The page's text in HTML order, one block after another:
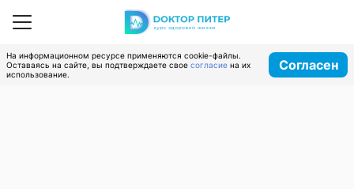
На информационном ресурсе применяются cookie-файлы.
Оставаясь на сайте, вы подтверждаете свое согласие на их
использование.
Согласен